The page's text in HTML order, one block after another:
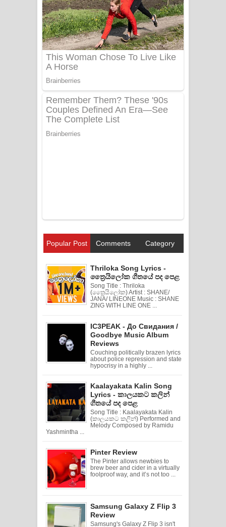
Popular Post Comments Category
Thriloka Song Lyrics -
ත්‍රෛයිලෝක ගීතයේ පද පෙළ
Song Title : Thriloka
(ත්‍රෛයිලෝක) Artist : SHANE/
JANA/ LINEONE Music : SHANE
ZING WITH LINE ONE ...
IC3PEAK - До Свидания /
Goodbye Music Album
Reviews
Couching politically brazen lyrics
about police repression and state
hypocrisy in a highly ...
Kaalayakata Kalin Song
Lyrics - කාලයකට කලින්
ගීතයේ පද පෙළ
Song Title : Kaalayakata Kalin
(කාලයකට කලින්) Performed and
Melody Composed by Ramidu
Yashmintha ...
Pinter Review
The Pinter allows newbies to
brew beer and cider in a virtually
foolproof way, and it’s not too ...
Samsung Galaxy Z Flip 3
Review
Samsung's Galaxy Z Flip 3 isn't